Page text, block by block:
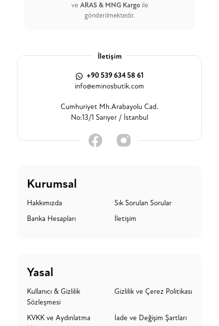
ve ARAS & MNG Kargo ile
gönderilmektedir.
İletişim
+90 539 634 58 61
info@eminosbutik.com
Cumhuriyet Mh.Arabayolu Cad.
No:13/1 Sarıyer / İstanbul
Kurumsal
Hakkımızda
Sık Sorulan Sorular
Banka Hesapları
İletişim
Yasal
Kullanıcı & Gizlilik
Sözleşmesi
Gizlilik ve Çerez Politikası
KVKK ve Aydınlatma
İade ve Değişim Şartları